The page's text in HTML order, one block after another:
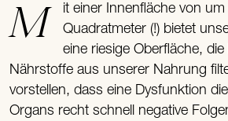
Mit einer Innenfläche von um die 40
Quadratmeter (!) bietet
eine riesige Oberfläche,
Nährstoffe aus unserer Nahrung
vorstellen, dass eine Dysfunktion
Organs recht schnell negative